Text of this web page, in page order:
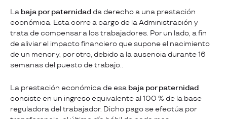
La baja por paternidad da derecho a una prestación
económica. Esta corre a cargo de la Administración y
trata de compensar a los trabajadores. Por un lado, a fin
de aliviar el impacto financiero que supone el nacimiento
de un menor y, por otro, debido a la ausencia durante 16
semanas del puesto de trabajo..
La prestación económica de esa baja por paternidad
consiste en un ingreso equivalente al 100 % de la base
reguladora del trabajador. Dicho pago se efectúa por